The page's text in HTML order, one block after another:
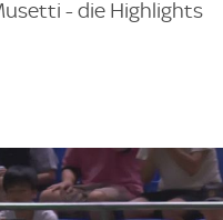
- die Highlights